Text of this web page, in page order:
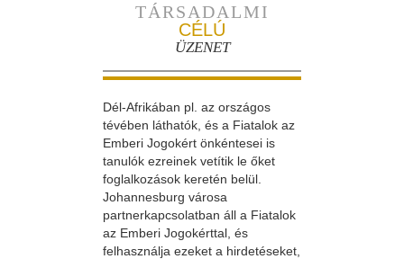
TÁRSADALMI
CÉLÚ
ÜZENET
Dél-Afrikában pl. az országos
tévében láthatók, és a Fiatalok az
Emberi Jogokért önkéntesei is
tanulók ezreinek vetítik le őket
foglalkozások keretén belül.
Johannesburg városa
partnerkapcsolatban áll a Fiatalok
az Emberi Jogokérttal, és
felhasználja ezeket a hirdetéseket,